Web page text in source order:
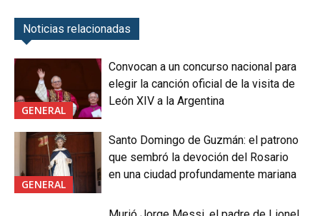
Noticias relacionadas
GENERAL
Convocan a un concurso nacional para
elegir la canción oficial de la visita de
León XIV a la Argentina
GENERAL
Santo Domingo de Guzmán: el patrono
que sembró la devoción del Rosario
en una ciudad profundamente mariana